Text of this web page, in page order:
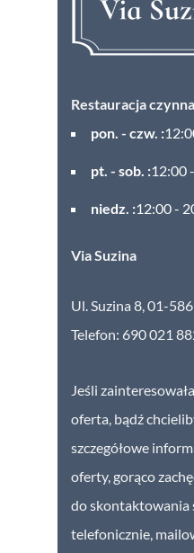
Restauracja
pon. - czw. :
pt. - sob. :12:00
niedz. :12:00 -
Via Suzina
Ul. Suzina 8,01-586
Telefon: 690 021
Jeśli
oferta, bądź
szczegółowe
oferty, gorąco
do skontaktowania
telefonicznie,